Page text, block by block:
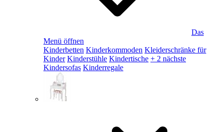
Das
Menü öffnen
Kinderbetten Kinderkommoden Kleiderschränke für
Kinder Kinderstühle Kindertische + 2 nächste
Kindersofas Kinderregale